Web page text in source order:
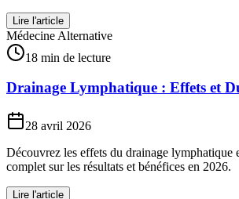
Lire l'article
Médecine Alternative
18 min de lecture
Drainage Lymphatique : Effets et
28 avril 2026
Découvrez les effets du drainage lymphatique
complet sur les résultats et bénéfices en 2026.
Lire l'article